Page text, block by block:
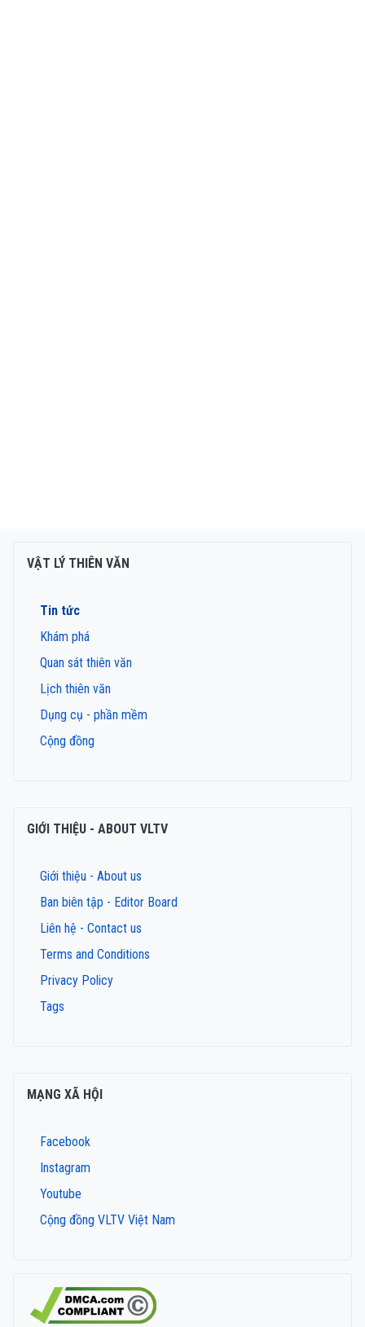
VẬT LÝ THIÊN VĂN
Tin tức
Khám phá
Quan sát thiên văn
Lịch thiên văn
Dụng cụ - phần mềm
Cộng đồng
GIỚI THIỆU - ABOUT VLTV
Giới thiệu - About us
Ban biên tập - Editor Board
Liên hệ - Contact us
Terms and Conditions
Privacy Policy
Tags
MẠNG XÃ HỘI
Facebook
Instagram
Youtube
Cộng đồng VLTV Việt Nam